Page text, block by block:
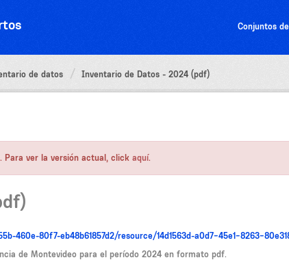
Conjuntos
de datos Inventario de Datos - 2024 (pdf)
Para ver la versión actual, click aquí.
460e-80f7-eb48b61857d2/resource/14d1563d-a0d7-45e1-8263-
de Montevideo para el período 2024 en formato pdf.